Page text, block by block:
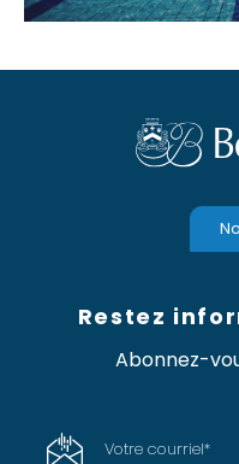
Restez
Abonnez-
Votre courriel*